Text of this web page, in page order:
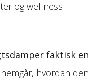
og wellness-
faktisk en
hvordan den